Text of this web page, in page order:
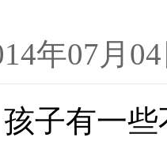
年07月
子有一